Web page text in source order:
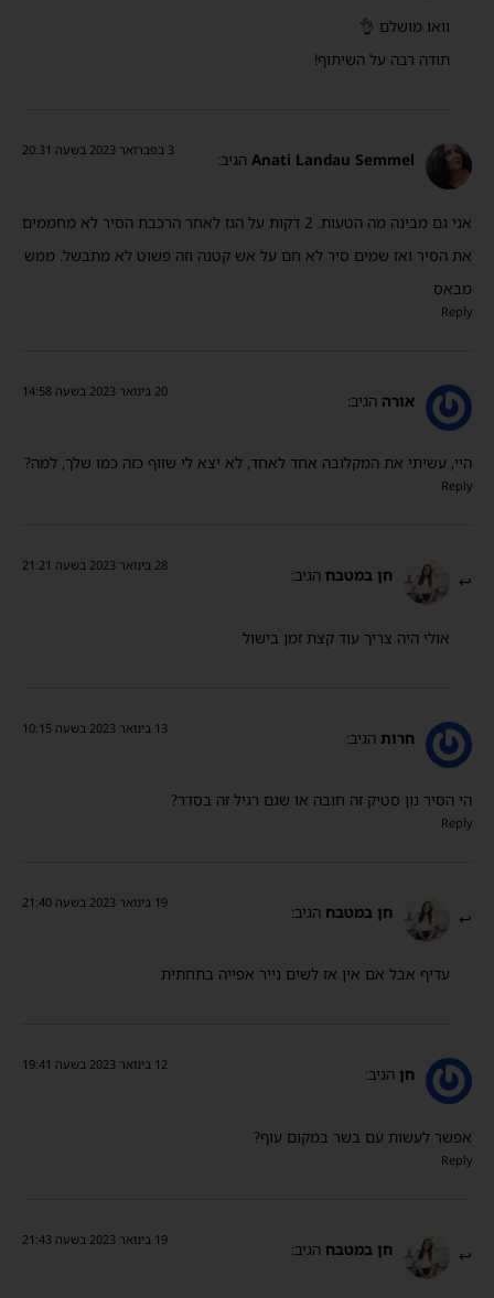
וואו מושלם 👌
תודה רבה על השיתוף!
Anati Landau Semmel הגיב:
3 בפברואר 2023 בשעה 20:31
אני גם מבינה מה הטעות. 2 דקות על הגז לאחר הרכבת הסיר לא מחממים
את הסיר ואז שמים סיר לא חם על אש קטנה וזה פשוט לא מתבשל. ממש
מבאס
Reply
אורה הגיב:
20 בינואר 2023 בשעה 14:58
היי, עשיתי את המקלובה אחד לאחד, לא יצא לי שזוף כזה כמו שלך, למה?
Reply
חן במטבח הגיב:
28 בינואר 2023 בשעה 21:21
אולי היה צריך עוד קצת זמן בישול
חרות הגיב:
13 בינואר 2023 בשעה 10:15
הי הסיר נון סטיק זה חובה או שגם רגיל זה בסדר?
Reply
חן במטבח הגיב:
19 בינואר 2023 בשעה 21:40
עדיף אבל אם אין אז לשים נייר אפייה בתחתית
חן הגיב:
12 בינואר 2023 בשעה 19:41
אפשר לעשות עם בשר במקום עוף?
Reply
חן במטבח הגיב:
19 בינואר 2023 בשעה 21:43